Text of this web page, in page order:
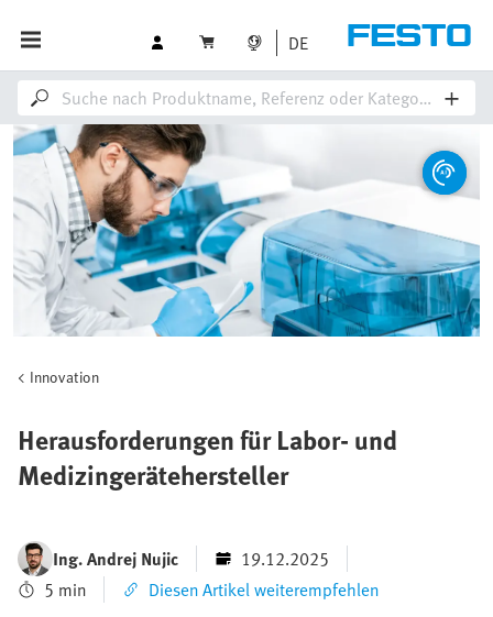
DE
Innovation
Herausforderungen für Labor- und
Medizingerätehersteller
Ing. Andrej Nujic
19.12.2025
5 min
Diesen Artikel weiterempfehlen